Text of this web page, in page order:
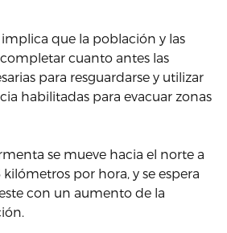
que la población y las
cuanto antes las
para resguardarse y utilizar
habilitadas para evacuar zonas
se mueve hacia el norte a
por hora, y se espera
con un aumento de la